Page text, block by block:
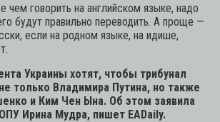
говорить на английском языке, надо
будут правильно переводить. А проще —
если на родном языке, на идише,
Украины хотят, чтобы трибунал
только Владимира Путина, но также
и Ким Чен Ына. Об этом заявила
Ирина Мудра, пишет EADaily.